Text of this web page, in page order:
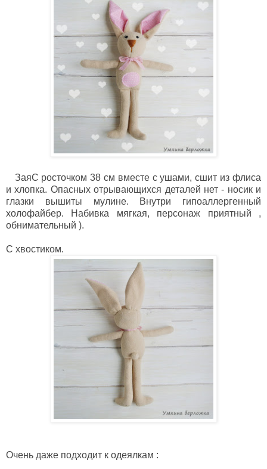
ЗаяС росточком 38 см вместе с ушами, сшит из флиса
и хлопка. Опасных отрывающихся деталей нет - носик и
глазки вышиты мулине. Внутри гипоаллергенный
холофайбер. Набивка мягкая, персонаж приятный ,
обнимательный ).
С хвостиком.
Очень даже подходит к одеялкам :